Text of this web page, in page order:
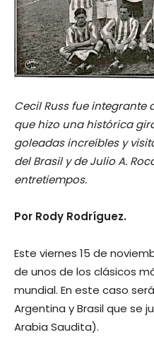
Cecil Russ fue
que hizo una histórica
goleadas increíbles y
del Brasil y de Julio A.
entretiempos.
Por Rody Rodríguez.
Este viernes 15 de
de unos de los clásicos
mundial. En este caso
Argentina y Brasil que se
Arabia Saudita).